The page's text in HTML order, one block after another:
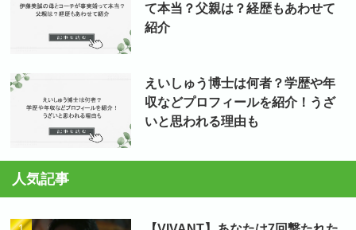
て本当？父親は？経歴もあわせて
紹介
えいしゅう博士は何者？学歴や年
収などプロフィールを紹介！うざ
いと思われる理由も
人気記事